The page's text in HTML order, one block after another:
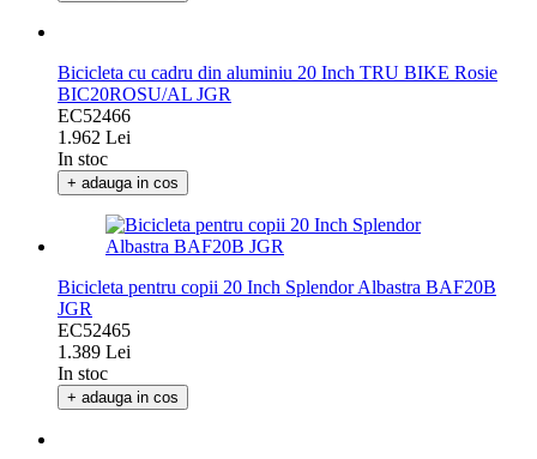
Bicicleta cu cadru din aluminiu 20 Inch TRU BIKE Rosie
BIC20ROSU/AL JGR
EC52466
1.962 Lei
In stoc
Bicicleta pentru copii 20 Inch Splendor Albastra BAF20B
JGR
EC52465
1.389 Lei
In stoc